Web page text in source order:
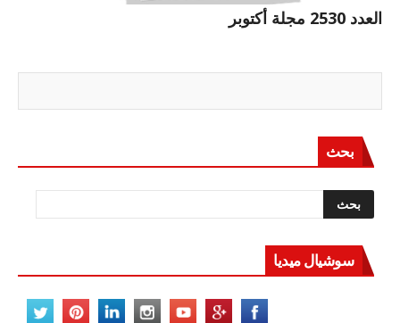
العدد 2530 مجلة أكتوبر
بحث
سوشيال ميديا